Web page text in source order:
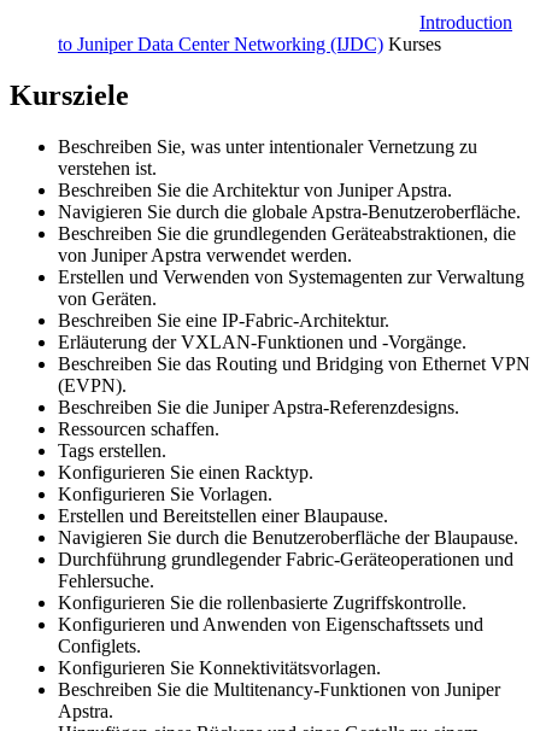
Introduction
to Juniper Data Center Networking (IJDC) Kurses
Kursziele
Beschreiben Sie, was unter intentionaler Vernetzung zu
verstehen ist.
Beschreiben Sie die Architektur von Juniper Apstra.
Navigieren Sie durch die globale Apstra-Benutzeroberfläche.
Beschreiben Sie die grundlegenden Geräteabstraktionen, die
von Juniper Apstra verwendet werden.
Erstellen und Verwenden von Systemagenten zur Verwaltung
von Geräten.
Beschreiben Sie eine IP-Fabric-Architektur.
Erläuterung der VXLAN-Funktionen und -Vorgänge.
Beschreiben Sie das Routing und Bridging von Ethernet VPN
(EVPN).
Beschreiben Sie die Juniper Apstra-Referenzdesigns.
Ressourcen schaffen.
Tags erstellen.
Konfigurieren Sie einen Racktyp.
Konfigurieren Sie Vorlagen.
Erstellen und Bereitstellen einer Blaupause.
Navigieren Sie durch die Benutzeroberfläche der Blaupause.
Durchführung grundlegender Fabric-Geräteoperationen und
Fehlersuche.
Konfigurieren Sie die rollenbasierte Zugriffskontrolle.
Konfigurieren und Anwenden von Eigenschaftssets und
Configlets.
Konfigurieren Sie Konnektivitätsvorlagen.
Beschreiben Sie die Multitenancy-Funktionen von Juniper
Apstra.